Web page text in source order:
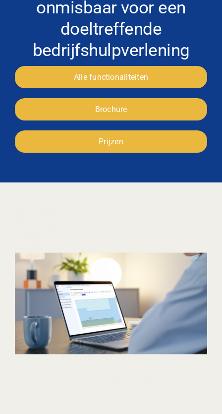
onmisbaar voor een
doeltreffende
bedrijfshulpverlening
Alle functionaliteiten
Brochure
Prijzen